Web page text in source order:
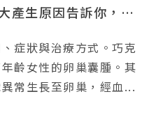
巧克力囊腫是什麼？3大產生原因告訴你，專業醫師治療有一套！
症狀與治療方式。巧克
齡女性的卵巢囊腫。其
常生長至卵巢，經血...